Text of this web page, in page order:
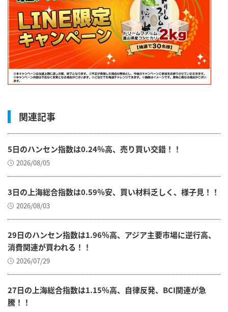
関連記事
5日のハンセン指数は0.24％高、売り買い交錯！！
2026/08/05
3日の上海総合指数は0.59％安、買い材料乏しく、様子見！！
2026/08/03
29日のハンセン指数は1.96％高、アジア主要市場に逆行高、
消費関連が買われる！！
2026/07/29
27日の上海総合指数は1.15％高、自律反発、BCI関連が急
騰！！